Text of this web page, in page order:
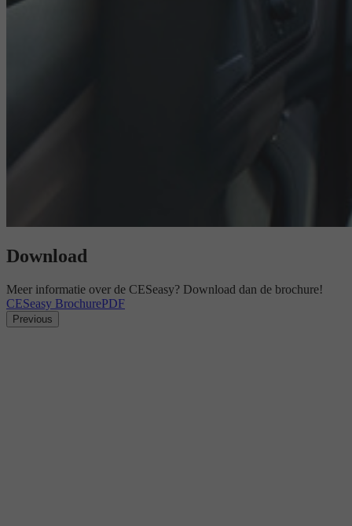
Download
Meer informatie over de CESeasy? Download dan de brochure!
CESeasy BrochurePDF
Previous